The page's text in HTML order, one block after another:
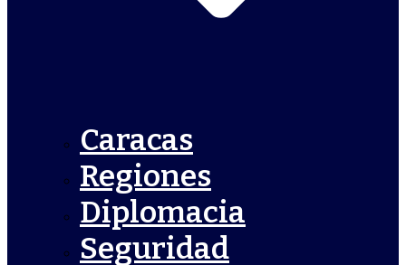
Caracas
Regiones
Diplomacia
Seguridad